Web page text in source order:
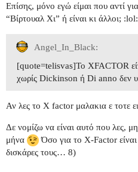
Επίσης, μόνο εγώ είμαι που αντί
“Βίρτουαλ Χι” ή είναι κι άλλοι; :lol:
Angel_In_Black:
[quote=telisvas]To ΧFACTOR
χωρίς Dickinson ή Di anno δεν
Αν λες το Χ factor μαλακια ε τοτε
Δε νομίζω να είναι αυτό που λες,
μήνα
Όσο για το X-Factor
δισκάρες τους… 8)